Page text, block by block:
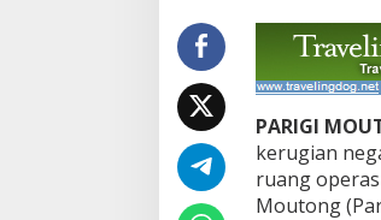
PARIGI
kerugian
ruang
Moutong